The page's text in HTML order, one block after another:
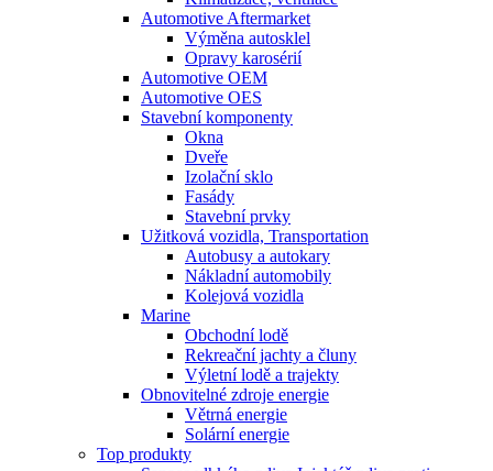
Automotive Aftermarket
Výměna autosklel
Opravy karosérií
Automotive OEM
Automotive OES
Stavební komponenty
Okna
Dveře
Izolační sklo
Fasády
Stavební prvky
Užitková vozidla, Transportation
Autobusy a autokary
Nákladní automobily
Kolejová vozidla
Marine
Obchodní lodě
Rekreační jachty a čluny
Výletní lodě a trajekty
Obnovitelné zdroje energie
Větrná energie
Solární energie
Top produkty